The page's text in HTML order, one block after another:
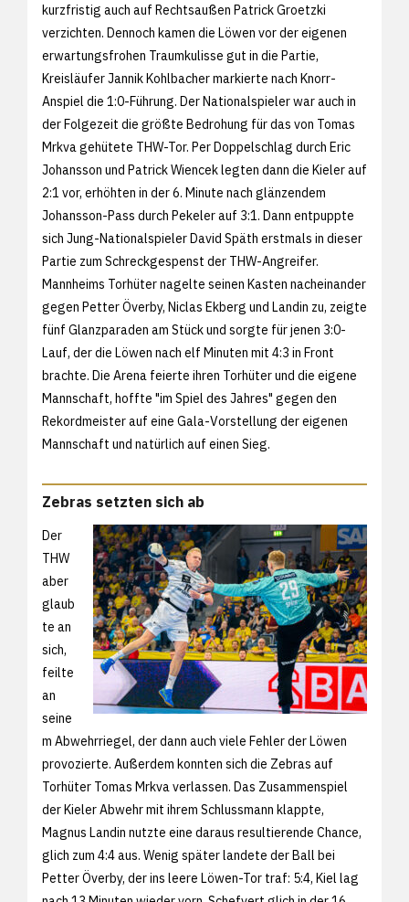
kurzfristig auch auf Rechtsaußen Patrick Groetzki
verzichten. Dennoch kamen die Löwen vor der eigenen
erwartungsfrohen Traumkulisse gut in die Partie,
Kreisläufer Jannik Kohlbacher markierte nach Knorr-
Anspiel die 1:0-Führung. Der Nationalspieler war auch in
der Folgezeit die größte Bedrohung für das von Tomas
Mrkva gehütete THW-Tor. Per Doppelschlag durch Eric
Johansson und Patrick Wiencek legten dann die Kieler auf
2:1 vor, erhöhten in der 6. Minute nach glänzendem
Johansson-Pass durch Pekeler auf 3:1. Dann entpuppte
sich Jung-Nationalspieler David Späth erstmals in dieser
Partie zum Schreckgespenst der THW-Angreifer.
Mannheims Torhüter nagelte seinen Kasten nacheinander
gegen Petter Överby, Niclas Ekberg und Landin zu, zeigte
fünf Glanzparaden am Stück und sorgte für jenen 3:0-
Lauf, der die Löwen nach elf Minuten mit 4:3 in Front
brachte. Die Arena feierte ihren Torhüter und die eigene
Mannschaft, hoffte "im Spiel des Jahres" gegen den
Rekordmeister auf eine Gala-Vorstellung der eigenen
Mannschaft und natürlich auf einen Sieg.
Zebras setzten sich ab
Der
THW
aber
glaub
te an
sich,
feilte
an
seine
m Abwehrriegel, der dann auch viele Fehler der Löwen
provozierte. Außerdem konnten sich die Zebras auf
Torhüter Tomas Mrkva verlassen. Das Zusammenspiel
der Kieler Abwehr mit ihrem Schlussmann klappte,
Magnus Landin nutzte eine daraus resultierende Chance,
glich zum 4:4 aus. Wenig später landete der Ball bei
Petter Överby, der ins leere Löwen-Tor traf: 5:4, Kiel lag